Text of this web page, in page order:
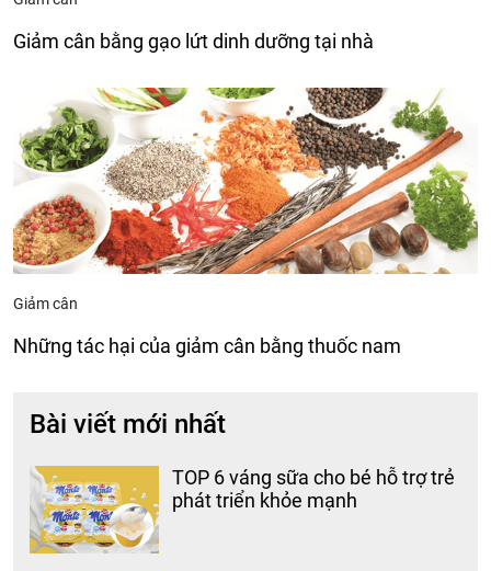
Giảm cân bằng gạo lứt dinh dưỡng tại nhà
Giảm cân
Những tác hại của giảm cân bằng thuốc nam
Bài viết mới nhất
TOP 6 váng sữa cho bé hỗ trợ trẻ
phát triển khỏe mạnh